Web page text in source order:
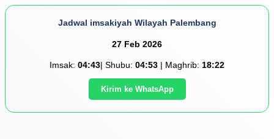
Jadwal imsakiyah Wilayah Palembang
27 Feb 2026
Imsak: 04:43| Shubu: 04:53 | Maghrib: 18:22
Kirim ke WhatsApp